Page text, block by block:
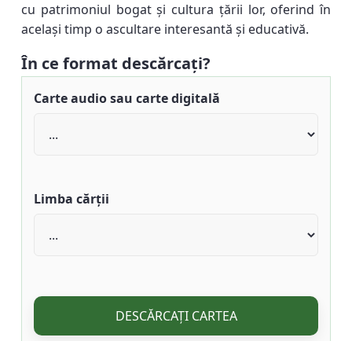
cu patrimoniul bogat și cultura țării lor, oferind în
același timp o ascultare interesantă și educativă.
În ce format descărcați?
Carte audio sau carte digitală
Limba cărții
DESCĂRCAȚI CARTEA